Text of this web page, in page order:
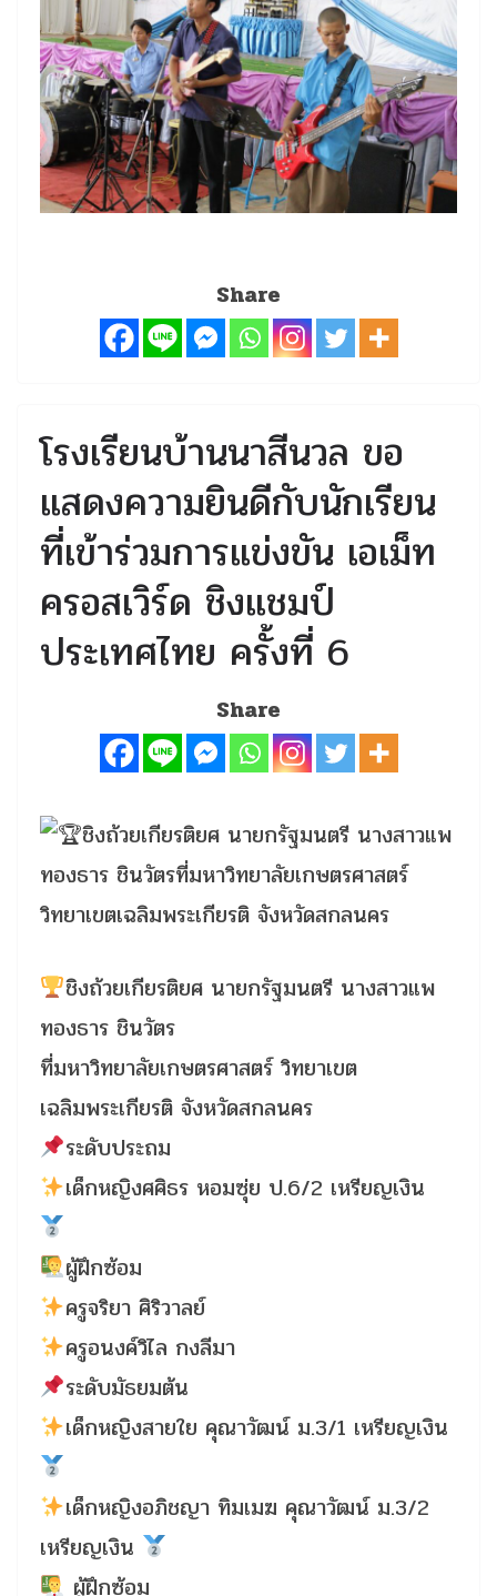
Share
โรงเรียนบ้านนาสีนวล ขอ
แสดงความยินดีกับนักเรียน
ที่เข้าร่วมการแข่งขัน เอเม็ท
ครอสเวิร์ด ชิงแชมป์
ประเทศไทย ครั้งที่ 6
Share
ชิงถ้วยเกียรติยศ นายกรัฐมนตรี นางสาวแพ
ทองธาร ชินวัตรที่มหาวิทยาลัยเกษตรศาสตร์
วิทยาเขตเฉลิมพระเกียรติ จังหวัดสกลนคร
ชิงถ้วยเกียรติยศ นายกรัฐมนตรี นางสาวแพ
ทองธาร ชินวัตร
ที่มหาวิทยาลัยเกษตรศาสตร์ วิทยาเขต
เฉลิมพระเกียรติ จังหวัดสกลนคร
ระดับประถม
เด็กหญิงศศิธร หอมซุ่ย ป.6/2 เหรียญเงิน
ผู้ฝึกซ้อม
ครูจริยา ศิริวาลย์
ครูอนงค์วิไล กงลีมา
ระดับมัธยมต้น
เด็กหญิงสายใย คุณาวัฒน์ ม.3/1 เหรียญเงิน
เด็กหญิงอภิชญา ทิมเมฆ คุณาวัฒน์ ม.3/2
เหรียญเงิน
ผู้ฝึกซ้อม